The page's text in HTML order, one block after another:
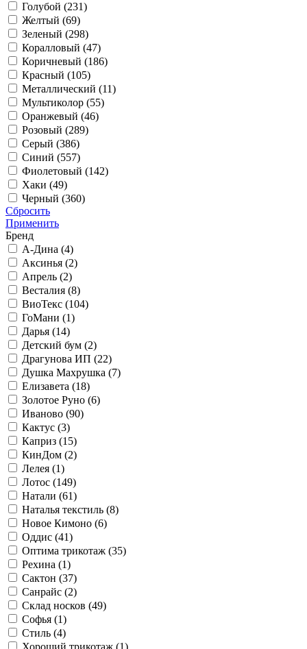
Голубой (231)
Желтый (69)
Зеленый (298)
Коралловый (47)
Коричневый (186)
Красный (105)
Металлический (11)
Мультиколор (55)
Оранжевый (46)
Розовый (289)
Серый (386)
Синий (557)
Фиолетовый (142)
Хаки (49)
Черный (360)
Сбросить
Применить
Бренд
А-Дина (4)
Аксинья (2)
Апрель (2)
Весталия (8)
ВиоТекс (104)
ГоМани (1)
Дарья (14)
Детский бум (2)
Драгунова ИП (22)
Душка Махрушка (7)
Елизавета (18)
Золотое Руно (6)
Иваново (90)
Кактус (3)
Каприз (15)
КинДом (2)
Лелея (1)
Лотос (149)
Натали (61)
Наталья текстиль (8)
Новое Кимоно (6)
Оддис (41)
Оптима трикотаж (35)
Рехина (1)
Сактон (37)
Санрайс (2)
Склад носков (49)
Софья (1)
Стиль (4)